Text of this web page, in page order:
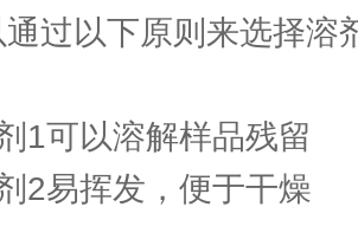
过以下原则来选择溶
1可以溶解样品残留
2易挥发，便于干燥